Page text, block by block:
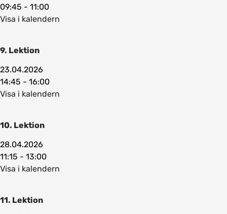
09:45 - 11:00
Visa i kalendern
9. Lektion
23.04.2026
14:45 - 16:00
Visa i kalendern
10. Lektion
28.04.2026
11:15 - 13:00
Visa i kalendern
11. Lektion